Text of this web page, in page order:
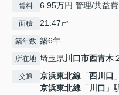
賃料 6.95万円 管理/共益
面積 21.47㎡
築年数 築6年
所在地 埼玉県川口市西青木
交通 京浜東北線 「西川口
京浜東北線 「 川口 」